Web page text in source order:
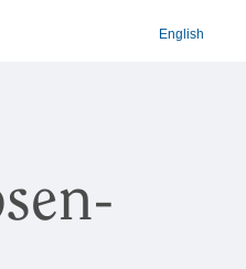
English